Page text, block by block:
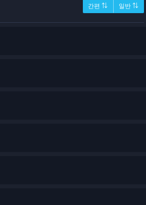
간편 ⇅ 일반 ⇅